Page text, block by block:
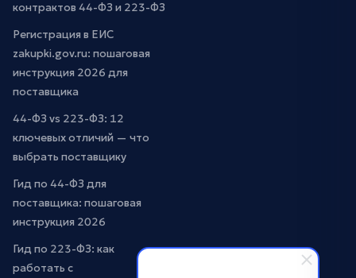
контрактов 44-ФЗ и 223-ФЗ
Регистрация в ЕИС
zakupki.gov.ru: пошаговая
инструкция 2026 для
поставщика
44-ФЗ vs 223-ФЗ: 12
ключевых отличий — что
выбрать поставщику
Гид по 44-ФЗ для
поставщика: пошаговая
инструкция 2026
Гид по 223-ФЗ: как
работать с